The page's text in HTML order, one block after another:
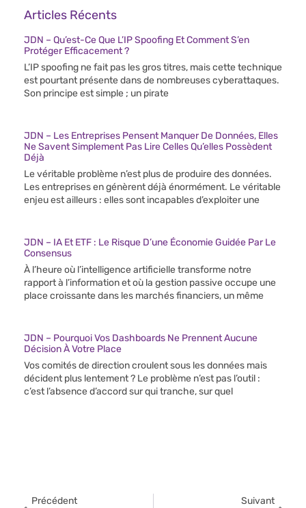
Articles Récents
JDN – Qu’est-Ce Que L’IP Spoofing Et Comment S’en
Protéger Efficacement ?
L’IP spoofing ne fait pas les gros titres, mais cette technique
est pourtant présente dans de nombreuses cyberattaques.
Son principe est simple ; un pirate
JDN – Les Entreprises Pensent Manquer De Données, Elles
Ne Savent Simplement Pas Lire Celles Qu’elles Possèdent
Déjà
Le véritable problème n’est plus de produire des données.
Les entreprises en génèrent déjà énormément. Le véritable
enjeu est ailleurs : elles sont incapables d’exploiter une
JDN – IA Et ETF : Le Risque D’une Économie Guidée Par Le
Consensus
À l’heure où l’intelligence artificielle transforme notre
rapport à l’information et où la gestion passive occupe une
place croissante dans les marchés financiers, un même
JDN – Pourquoi Vos Dashboards Ne Prennent Aucune
Décision À Votre Place
Vos comités de direction croulent sous les données mais
décident plus lentement ? Le problème n’est pas l’outil :
c’est l’absence d’accord sur qui tranche, sur quel
Précédent Suivant